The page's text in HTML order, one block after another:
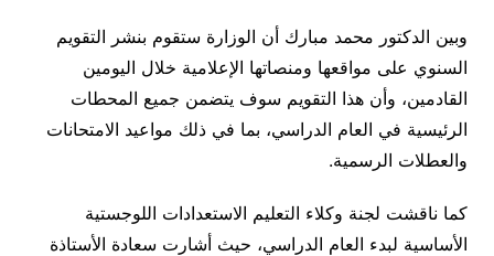
وبين الدكتور محمد مبارك أن الوزارة ستقوم بنشر التقويم
السنوي على مواقعها ومنصاتها الإعلامية خلال اليومين
القادمين، وأن هذا التقويم سوف يتضمن جميع المحطات
الرئيسية في العام الدراسي، بما في ذلك مواعيد الامتحانات
والعطلات الرسمية.
كما ناقشت لجنة وكلاء التعليم الاستعدادات اللوجستية
الأساسية لبدء العام الدراسي، حيث أشارت سعادة الأستاذة